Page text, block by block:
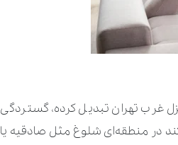
غرب تهران تبدیل کرده، گستردگی
در منطقه‌ای شلوغ مثل صادقیه یا